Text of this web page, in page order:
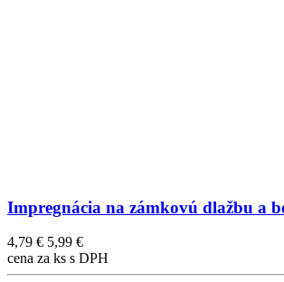
Impregnácia na zámkovú dlažbu a
4,79 € 5,99 €
cena za ks s DPH